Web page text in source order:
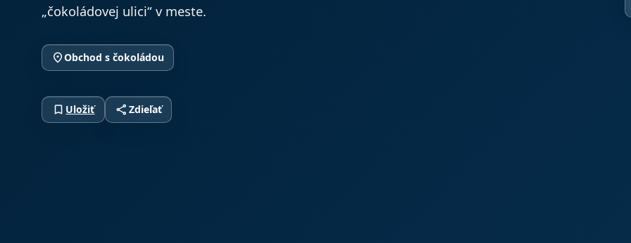
„čokoládovej ulici“ v meste.
placeObchod s čokoládou
bookmark_border Uložiť share Zdieľať